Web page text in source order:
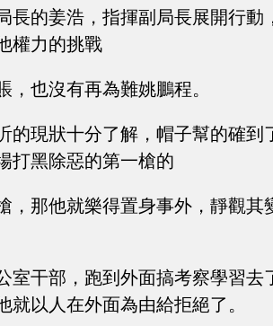
長的姜浩，指揮副局長展開行動
權力的挑戰
也沒有再為難姚鵬程。
的現狀十分了解，帽子幫的確到
打黑除惡的第一槍的
，那他就樂得置身事外，靜觀其
室干部，跑到外面搞考察學習去
以人在外面為由給拒絕了。